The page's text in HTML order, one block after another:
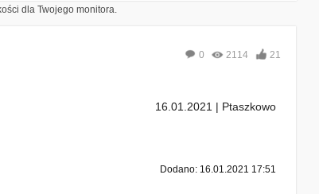
dla Twojego monitora.
0 2114 21
16.01.2021 | Ptaszkowo
Dodano: 16.01.2021 17:51